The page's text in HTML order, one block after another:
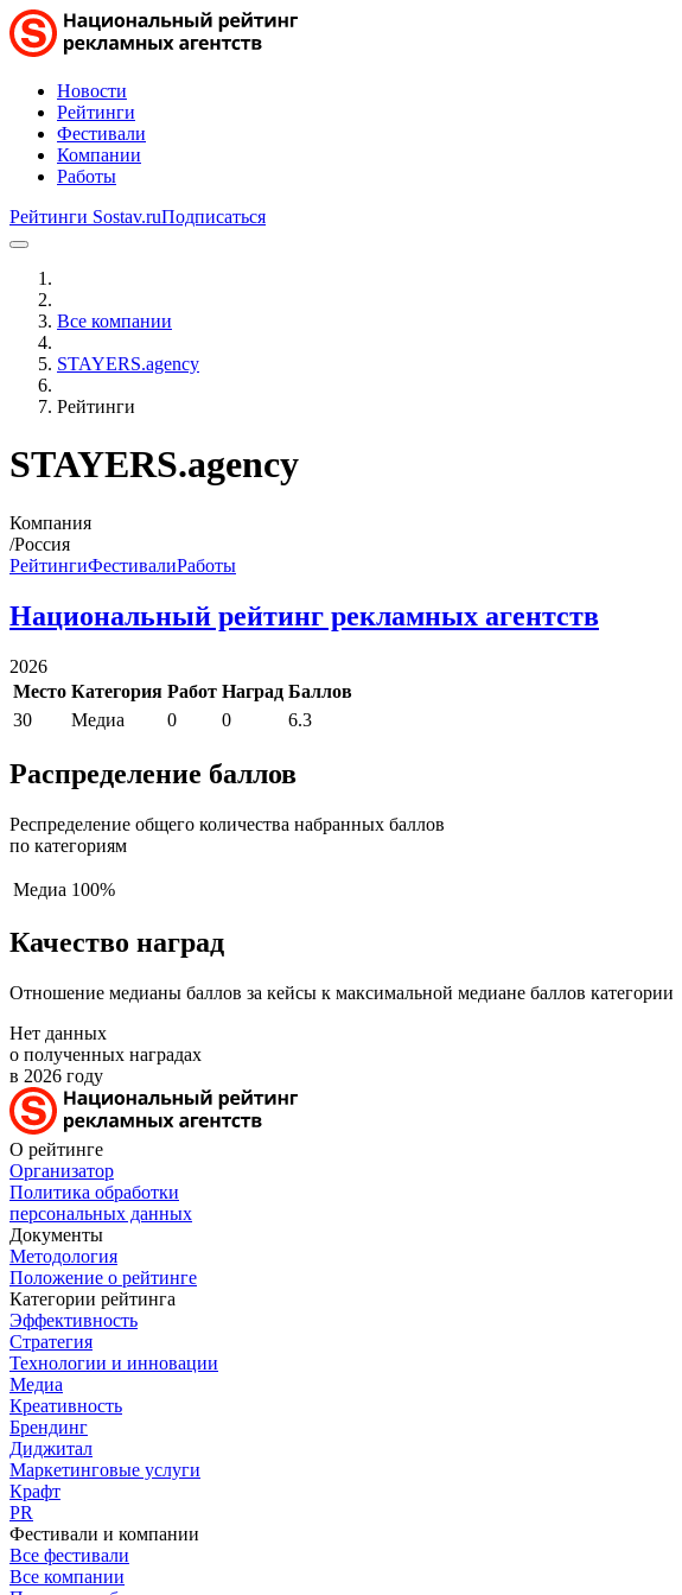
Новости
Рейтинги
Фестивали
Компании
Работы
Рейтинги Sostav.ruПодписаться
Все компании
STAYERS.agency
Рейтинги
STAYERS.agency
Компания
/Россия
РейтингиФестивалиРаботы
Национальный рейтинг рекламных агентств
2026
Место Категория Работ Наград Баллов
30
Медиа 0 0 6.3
Распределение баллов
Респределение общего количества набранных баллов
по категориям
Медиа 100%
Качество наград
Отношение медианы баллов за кейсы к максимальной медиане баллов категории
Нет данных
о полученных наградах
в 2026 году
О рейтинге
Организатор
Политика обработки
персональных данных
Документы
Методология
Положение о рейтинге
Категории рейтинга
Эффективность
Стратегия
Технологии и инновации
Медиа
Креативность
Брендинг
Диджитал
Маркетинговые услуги
Крафт
PR
Фестивали и компании
Все фестивали
Все компании